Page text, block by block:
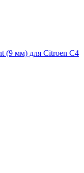
(9 мм) для Citroen C4